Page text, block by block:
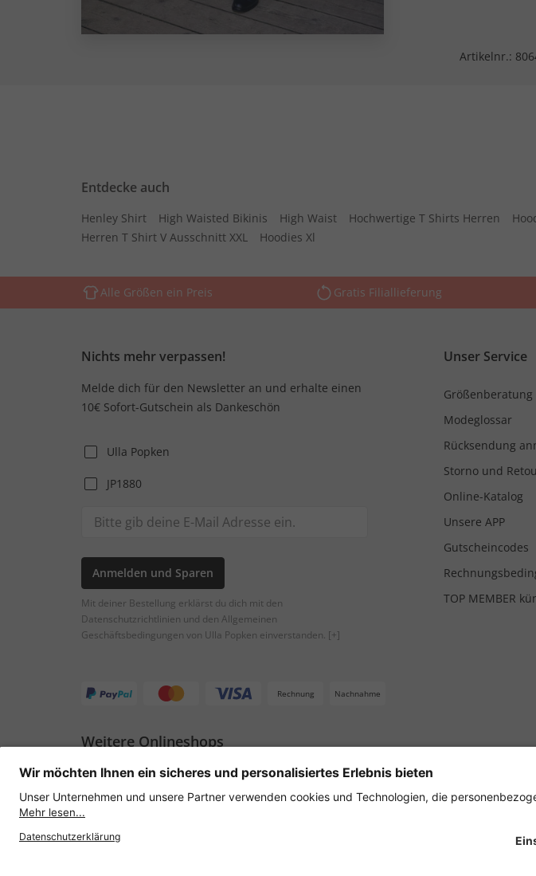
Artikelnr.:
Entdecke auch
Henley Shirt High Waisted Bikinis High Waist Hochwertige T Shirts Herren
Herren T Shirt V Ausschnitt XXL
Hoodies Xl
Alle Größen ein Preis Gratis Filiallieferung
Nichts mehr verpassen!
Melde dich für den Newsletter an und erhalte einen
10€ Sofort-Gutschein als Dankeschön
Ulla Popken
JP1880
Anmelden und Sparen
Mit deiner Bestellung erklärst du dich mit den
Datenschutzrichtlinien und den Allgemeinen
Geschäftsbedingungen von Ulla Popken einverstanden. [+]
Unser Service
Größenberatung
Modeglossar
Rücksendung
Storno und
Online-Katalog
Unsere APP
Gutscheincodes
TOP MEMBER
Rechnung Nachnahme
Weitere Onlineshops
Österreich